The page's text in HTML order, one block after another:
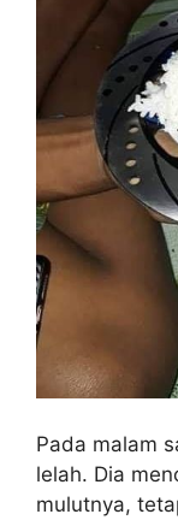
Pada malam
lelah. Dia
mulutnya,